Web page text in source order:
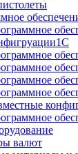
валют